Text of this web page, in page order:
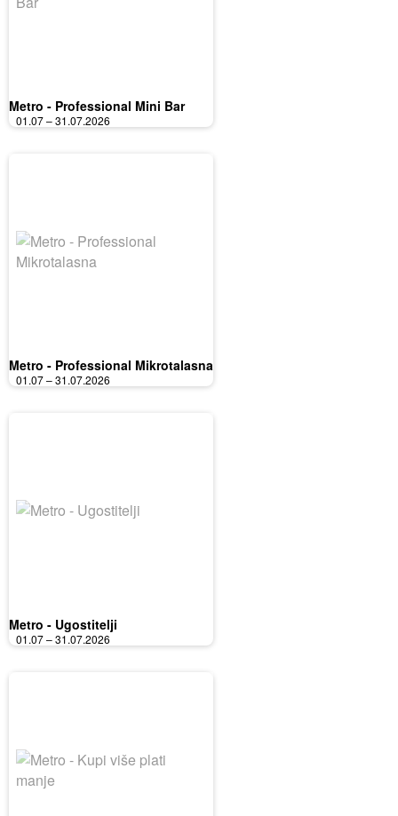
Metro - Professional Mini Bar
01.07 – 31.07.2026
Metro - Professional Mikrotalasna
01.07 – 31.07.2026
Metro - Ugostitelji
01.07 – 31.07.2026